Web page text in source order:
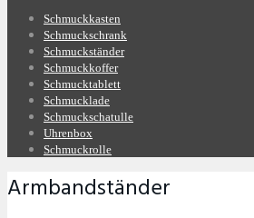
Schmuckkasten
Schmuckschrank
Schmuckständer
Schmuckkoffer
Schmucktablett
Schmucklade
Schmuckschatulle
Uhrenbox
Schmuckrolle
Armbandständer